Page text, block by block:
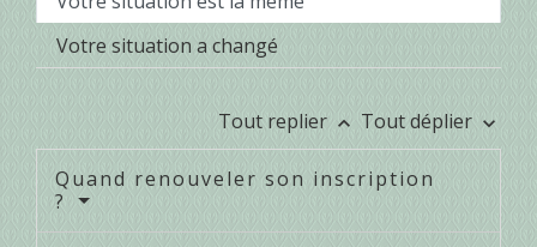
Votre situation a changé
Tout replier keyboard_arrow_up Tout déplier keyboard_arrow_down
Quand renouveler son inscription
?